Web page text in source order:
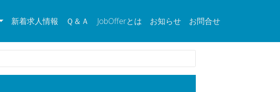
新着求人情報 Ｑ＆Ａ JobOfferとは お知らせ お問合せ